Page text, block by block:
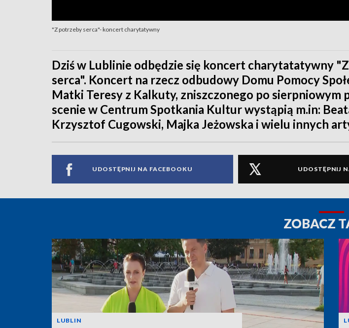
"Z potrzeby serca"- koncert charytatywny
Dziś w Lublinie odbędzie się koncert charytatatywny
serca". Koncert na rzecz odbudowy Domu Pomocy
Matki Teresy z Kalkuty, zniszczonego po sierpniowym
scenie w Centrum Spotkania Kultur wystąpią m.in:
Krzysztof Cugowski, Majka Jeżowska i wielu innych
UDOSTĘPNIJ NA FACEBOOKU UDOSTĘPNIJ
ZOBACZ
LUBLIN